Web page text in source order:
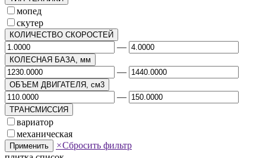
мопед
скутер
КОЛИЧЕСТВО СКОРОСТЕЙ
—
КОЛЕСНАЯ БАЗА, мм
—
ОБЪЕМ ДВИГАТЕЛЯ, см3
—
ТРАНСМИССИЯ
вариатор
механическая
Применить ×Сбросить фильтр